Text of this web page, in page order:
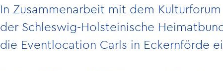
In Zusammenarbeit mit dem
der Schleswig-Holsteinische
die Eventlocation Carls in Eckernförde